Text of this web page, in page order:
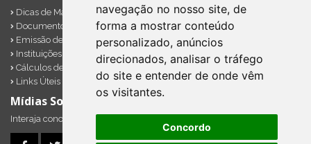
navegação no nosso site, de
forma a mostrar conteúdo
personalizado, anúncios
direcionados, analisar o tráfego
do site e entender de onde vêm
os visitantes.
Concordo
Dicas de Marketing
Documentos Importantes
Emissão de Notas
Instituições Financeiras
Cálculos de Impostos em Atraso
Links Úteis
Mídias Sociais
Interaja conosco pelos nossos perfis e saiba de todas as novidades.